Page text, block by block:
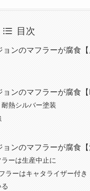
目次
ンのマフラーが腐食【
ンのマフラーが腐食【
熱シルバー塗装
ンのマフラーが腐食【
ーは生産中止に
ラーはキャタライザー付き